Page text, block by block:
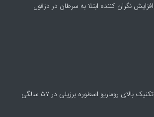
افزایش نگران کننده ابتلا به سرطان در دزفول
تکنیک بالای روماریو اسطوره برزیلی در ۵۷ سالگی